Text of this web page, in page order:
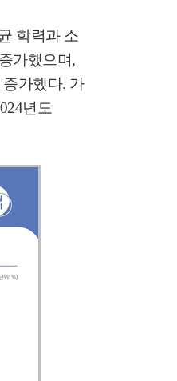
학력과 소
가했으며,
증가했다. 가
년도